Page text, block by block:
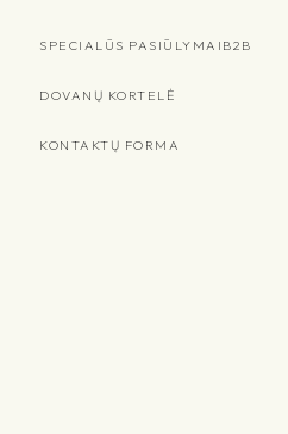
SPECIALŪS PASIŪLYMAI B2B
DOVANŲ KORTELĖ
KONTAKTŲ FORMA